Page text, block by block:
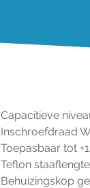
Capacitieve
Inschroefdraad
Toepasbaar tot
Teflon
Behuizingskop